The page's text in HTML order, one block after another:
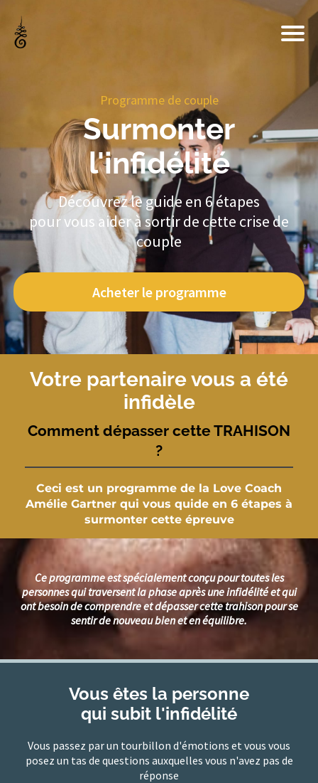
Programme de couple
Surmonter
l'infidélité
Découvrez le guide en 6 étapes
pour vous aider à sortir de cette crise de
couple
Acheter le programme
Votre partenaire vous a été
infidèle
Comment dépasser cette TRAHISON
?
Ceci est un programme de la Love Coach
Amélie Gartner qui vous quide en 6 étapes à
surmonter cette épreuve
Ce programme est spécialement conçu pour toutes les
personnes qui traversent la phase après une infidélité et qui
ont besoin de comprendre et dépasser cette trahison pour se
sentir de nouveau bien et en équilibre.
Vous êtes la personne
qui subit l'infidélité
Vous passez par un tourbillon d'émotions et vous vous
posez un tas de questions auxquelles vous n'avez pas de
réponse